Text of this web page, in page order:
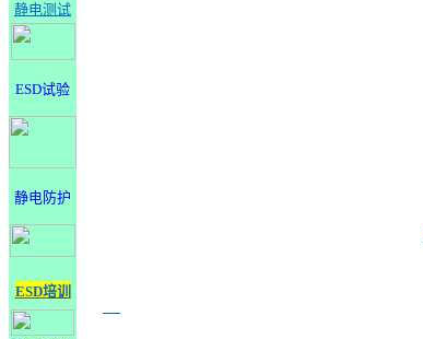
静电测试
ESD试验
静电防护
ESD培训